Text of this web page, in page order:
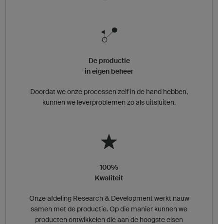
De productie
in eigen beheer
Doordat we onze processen zelf in de hand hebben,
kunnen we leverproblemen zo als uitsluiten.
100%
Kwaliteit
Onze afdeling Research & Development werkt nauw
samen met de productie. Op die manier kunnen we
producten ontwikkelen die aan de hoogste eisen